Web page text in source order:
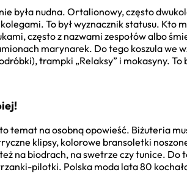
była nudna. Ortalionowy, często
To był wyznacznik statusu. Kto
często z nazwami zespołów albo
marynarek. Do tego koszula we
trampki „Relaksy” i mokasyny.
temat na osobną opowieść. Biżuteria
klipsy, kolorowe bransoletki
na biodrach, na swetrze czy tunice.
pilotki. Polska moda lata 80